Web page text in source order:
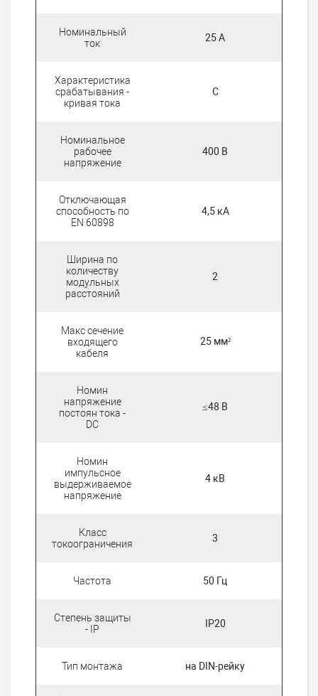
Номинальный
ток
25 А
Характеристика
срабатывания -
кривая тока
C
Номинальное
рабочее
напряжение
400 В
Отключающая
способность по
EN 60898
4,5 кА
Ширина по
количеству
модульных
расстояний
2
Макс сечение
входящего
кабеля
25 мм²
Номин
напряжение
постоян тока -
DC
≤48 В
Номин
импульсное
выдерживаемое
напряжение
4 кВ
Класс
токоограничения
3
Частота 50 Гц
Степень защиты
- IP
IP20
Тип монтажа на DIN-рейку